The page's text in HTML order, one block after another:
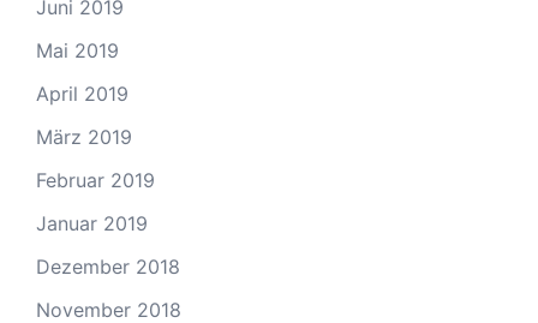
Juni 2019
Mai 2019
April 2019
März 2019
Februar 2019
Januar 2019
Dezember 2018
November 2018